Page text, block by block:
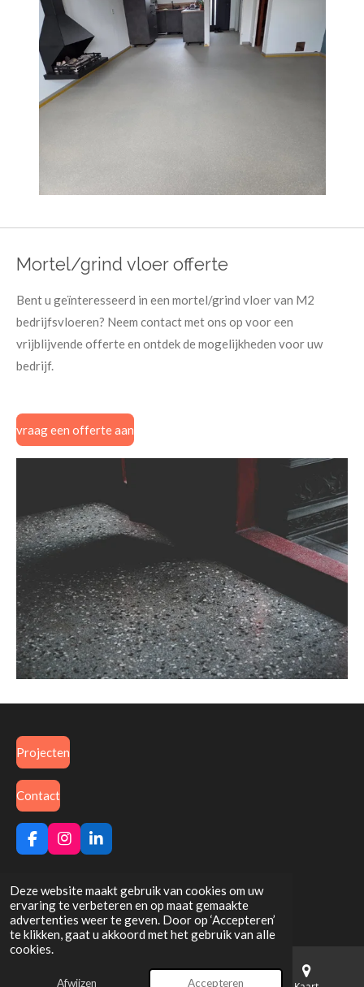
Deze website maakt gebruik van cookies om uw
ervaring te verbeteren en op maat gemaakte
advertenties weer te geven. Door op ‘Accepteren’
te klikken, gaat u akkoord met het gebruik van alle
cookies.
Afwijzen Accepteren
Mortel/grind vloer offerte
Bent u geïnteresseerd in een mortel/grind vloer van M2
bedrijfsvloeren? Neem contact met ons op voor een
vrijblijvende offerte en ontdek de mogelijkheden voor uw
bedrijf.
vraag een offerte aan
Projecten
Contact
F
a
e
b
o
o
k
I
n
t
a
g
r
L
i
k
e
d
I
kvk:70830908© 2025 M2 bedrijfsvloeren